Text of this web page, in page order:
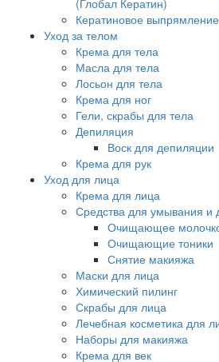
(Глобал Кератин)
Кератиновое
Уход за телом
Крема для тела
Масла для тела
Лосьон для тела
Крема для ног
Гели, скрабы для тела
Депиляция
Воск для депиляции
Крема для рук
Уход для лица
Крема для лица
Средства для умывания и
Очищающее
Очищающие тоники
Снятие макияжа
Маски для лица
Химический пилинг
Скрабы для лица
Лечебная косметика для
Наборы для макияжа
Крема для век